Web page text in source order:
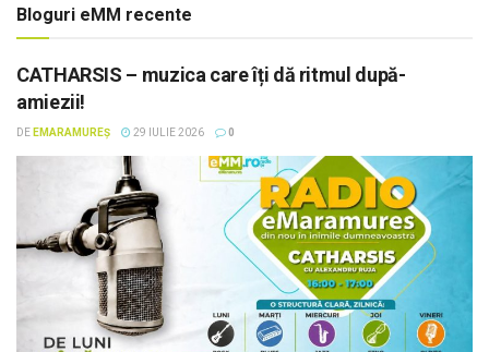
Bloguri eMM recente
CATHARSIS – muzica care îți dă ritmul după-
amiezii!
DE EMARAMUREȘ 29 IULIE 2026 0